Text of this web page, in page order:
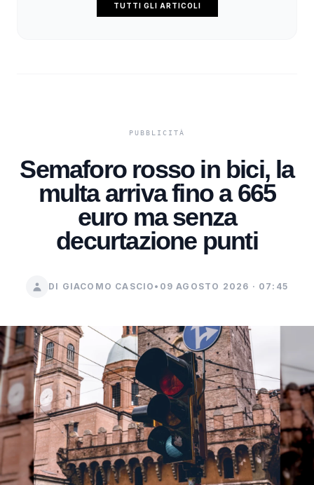
TUTTI GLI ARTICOLI
Semaforo rosso in bici, la
multa arriva fino a 665
euro ma senza
decurtazione punti
DI GIACOMO CASCIO • 09 AGOSTO 2026 · 07:45